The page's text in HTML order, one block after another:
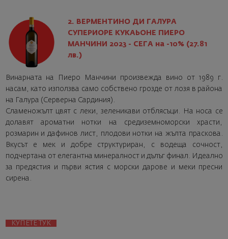
2. ВЕРМЕНТИНО ДИ ГАЛУРА
СУПЕРИОРЕ КУКАЬОНЕ ПИЕРО
МАНЧИНИ 2023 - СЕГА на -10% (27.81
лв.)
Винарната на Пиеро Манчини произвежда вино от 1989 г.
насам, като използва само собствено грозде от лозя в района
на Галура (Серверна Сардиния).
Сламеножълт цвят с леки, зеленикави отблясъци. На носа се
долавят ароматни нотки на средиземноморски храсти,
розмарин и дафинов лист, плодови нотки на жълта праскова.
Вкусът е мек и добре структуриран, с водеща сочност,
подчертана от елегантна минералност и дълъг финал. Идеално
за предястия и първи ястия с морски дарове и меки пресни
сирена.
КУПЕТЕ ТУК